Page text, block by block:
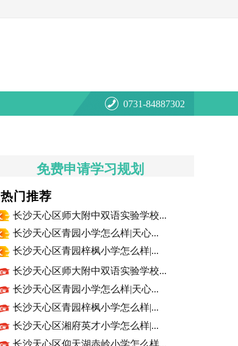
0731-84887302
免费申请学习规划
热门推荐
长沙天心区师大附中双语实验学校...
长沙天心区青园小学怎么样|天心...
长沙天心区青园梓枫小学怎么样|...
长沙天心区师大附中双语实验学校...
长沙天心区青园小学怎么样|天心...
长沙天心区青园梓枫小学怎么样|...
长沙天心区湘府英才小学怎么样|...